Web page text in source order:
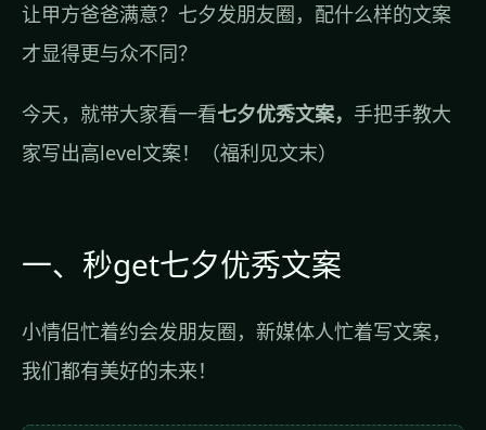
让甲方爸爸满意？七夕发朋友圈，配什么样的文案
才显得更与众不同？
今天，就带大家看一看七夕优秀文案， 手把手教大
家写出高level文案！（福利见文末）
一、秒get七夕优秀文案
小情侣忙着约会发朋友圈，新媒体人忙着写文案，
我们都有美好的未来！